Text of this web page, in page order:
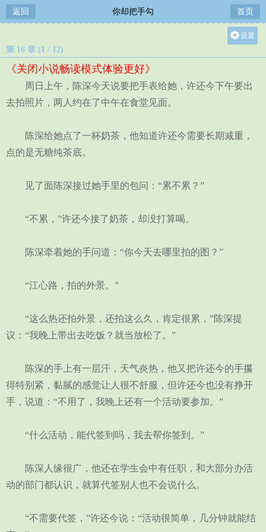
返回 你却把手勾 首页
设置
中
第 16 章 (1 / 12)
《关闭小说畅读模式体验更好》
周日上午，陈深今天说要把手表给她，许还今下午要出
去拍照片，两人约在了中午在食堂见面。
陈深给她点了一杯奶茶，他知道许还今需要长期减重，
点的是无糖纯茶底。
见了面陈深接过她手里的包问：“累不累？”
“不累，”许还今接了奶茶，却没打算喝。
陈深牵着她的手问道：“你今天去哪里拍的图？”
“江心路，拍的外景。”
“这么热还拍外景，还拍这么久，肯定很累，”陈深提
议：“我晚上带出去吃饭？就当放松了。”
陈深的手上有一层汗，天气炎热，他又把许还今的手攥
得特别紧，黏腻的感觉让人很不舒服，但许还今也没有挣开
手，说道：“不用了，我晚上还有一个活动要参加。”
“什么活动，能代签到吗，我去帮你签到。”
陈深人缘很广，他还在学生会中有任职，和大部分办活
动的部门都认识，就算代签别人也不会说什么。
“不需要代签，”许还今说：“活动很简单，几分钟就能结